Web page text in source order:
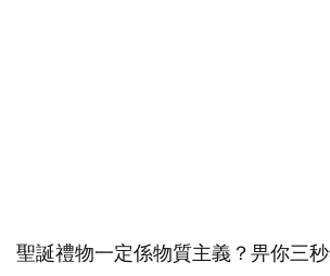
聖誕禮物一定係物質主義？畀你三